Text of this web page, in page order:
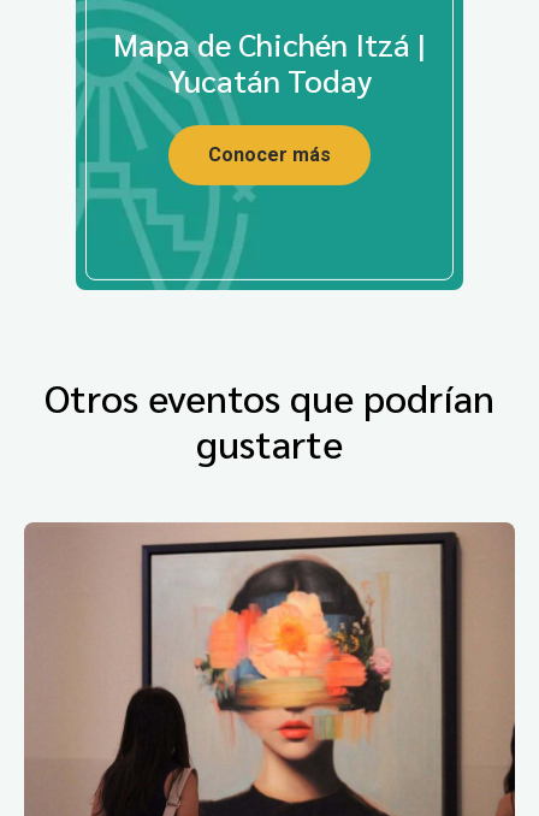
Mapa de Chichén Itzá |
Yucatán Today
Conocer más
Otros eventos que podrían
gustarte